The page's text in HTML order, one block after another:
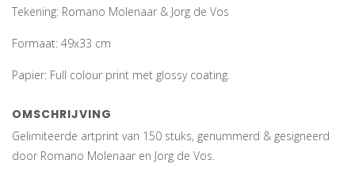
Tekening: Romano Molenaar & Jorg de Vos
Formaat: 49x33 cm
Papier: Full colour print met glossy coating.
OMSCHRIJVING
Gelimiteerde artprint van 150 stuks, genummerd & gesigneerd
door Romano Molenaar en Jorg de Vos.